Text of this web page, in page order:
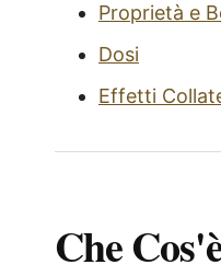
Proprietà e
Dosi
Effetti
Che